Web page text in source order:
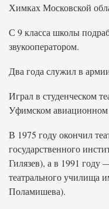
Химках Московской
С 9 класса школы
звукооператором.
Два года служил в
Играл в студенческом
Уфимском авиационном
В 1975 году окончил
государственного
Гилязев), а в 1991 году
театрального
Поламишева).